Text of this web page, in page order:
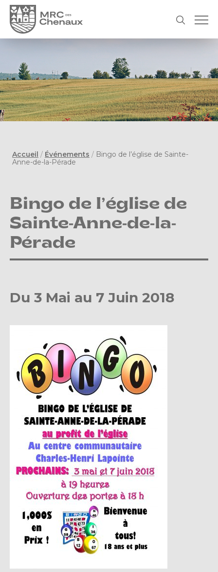
Accueil / Événements / Bingo de l’église de Sainte-
Anne-de-la-Pérade
Bingo de l’église de
Sainte-Anne-de-la-
Pérade
Du 3 Mai au 7 Juin 2018